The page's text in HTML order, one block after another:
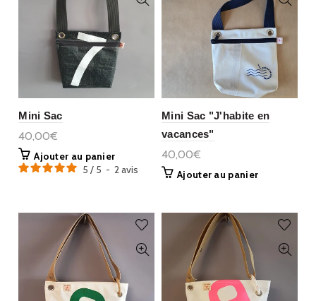
Mini Sac
40,00€
Ajouter au panier
5 / 5 - 2avis
Mini Sac "J'habite en
vacances"
40,00€
Ajouter au panier